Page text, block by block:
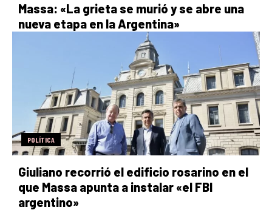
Massa: «La grieta se murió y se abre una
nueva etapa en la Argentina»
POLÍTICA
Giuliano recorrió el edificio rosarino en el
que Massa apunta a instalar «el FBI
argentino»